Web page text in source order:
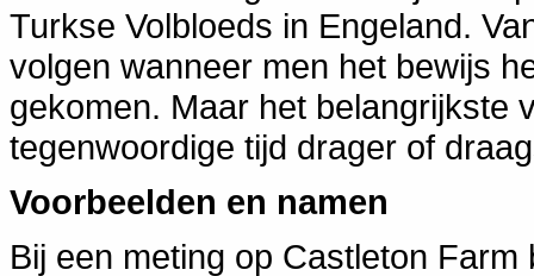
Turkse Volbloeds in Engeland.
volgen wanneer men het bewijs
gekomen. Maar het belangrijkste
tegenwoordige tijd drager of
Voorbeelden en namen
Bij een meting op Castleton